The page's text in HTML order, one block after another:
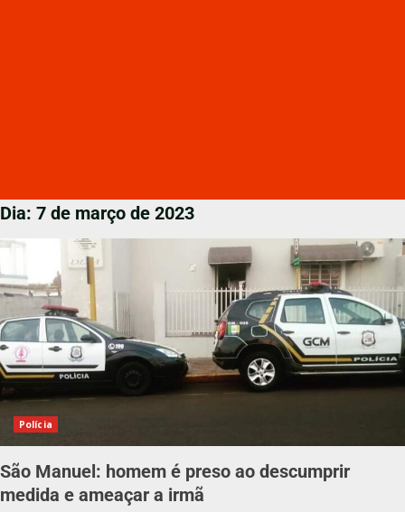
Dia: 7 de março de 2023
Polícia
São Manuel: homem é preso ao descumprir
medida e ameaçar a irmã